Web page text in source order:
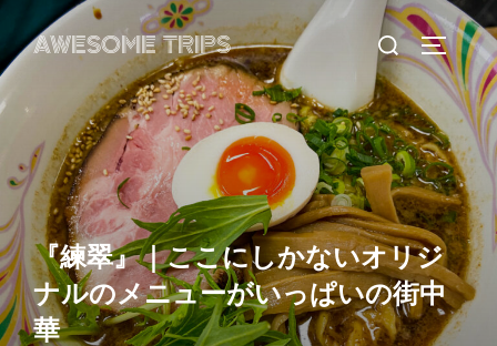
テ
ン
キ
ッ
プ
AWESOME TRIPS
検
索
対
象:
サイドバ
『練翠』｜ここにしかないオリジ
ナルのメニューがいっぱいの街中
華